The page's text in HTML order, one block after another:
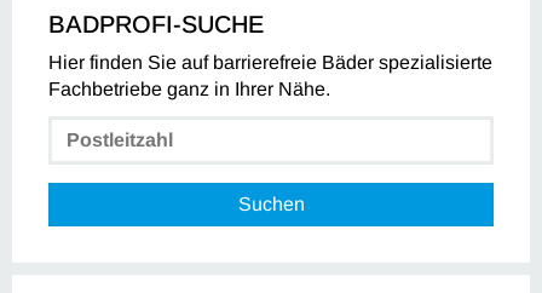
BADPROFI-SUCHE
Hier finden Sie auf barrierefreie Bäder spezialisierte
Fachbetriebe ganz in Ihrer Nähe.
Suchen